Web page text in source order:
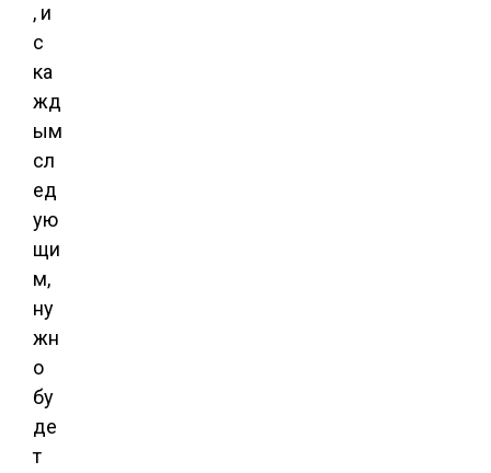
, и
с
ка
жд
ым
сл
ед
ую
щи
м,
ну
жн
о
бу
де
т